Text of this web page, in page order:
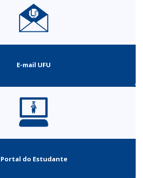
E-mail UFU
Portal do Estudante